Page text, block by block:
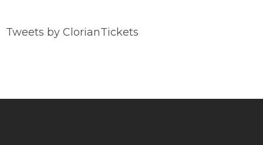
Tweets by ClorianTickets